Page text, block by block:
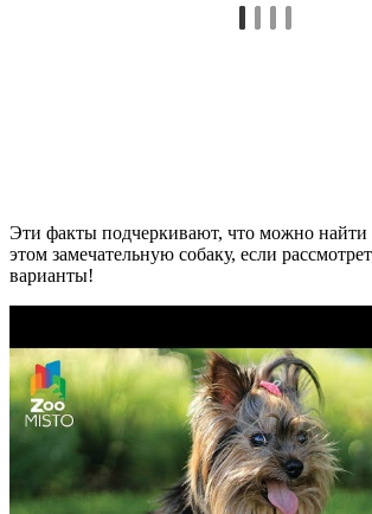
Эти факты подчеркивают, что можно
этом замечательную собаку, если
варианты!